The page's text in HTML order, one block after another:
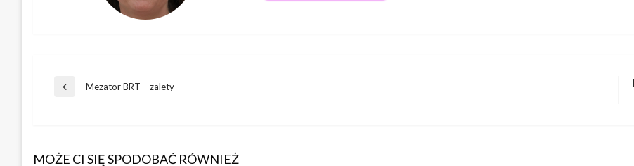
Nawigacja
Poprzedni
Mezator BRT – zalety
MOŻE CI SIĘ SPODOBAĆ RÓWNIEŻ